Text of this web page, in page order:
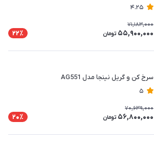
4.25
71,183,000
55,900,000 تومان 22٪
سرخ کن و گریل نینجا مدل AG551
5
70,639,000
56,800,000 تومان 20٪